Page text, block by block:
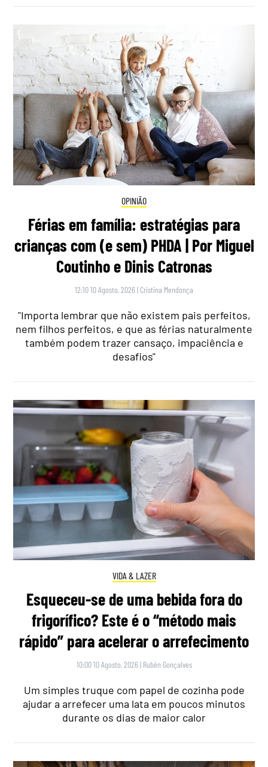
OPINIÃO
Férias em família: estratégias para
crianças com (e sem) PHDA | Por Miguel
Coutinho e Dinis Catronas
12:10 10 Agosto, 2026 | Cristina Mendonça
"Importa lembrar que não existem pais perfeitos,
nem filhos perfeitos, e que as férias naturalmente
também podem trazer cansaço, impaciência e
desafios"
VIDA & LAZER
Esqueceu-se de uma bebida fora do
frigorífico? Este é o “método mais
rápido” para acelerar o arrefecimento
10:00 10 Agosto, 2026 | Rubén Gonçalves
Um simples truque com papel de cozinha pode
ajudar a arrefecer uma lata em poucos minutos
durante os dias de maior calor